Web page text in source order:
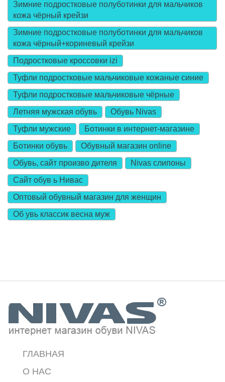
Зимние подростковые полуботинки для мальчиков
кожа чёрный крейзи
Зимние подростковые полуботинки для мальчиков
кожа чёрный+кориневый крейзи
Подростковые кроссовки izi
Туфли подростковые мальчиковые кожаные синие
Туфли подростковые мальчиковые чёрные
Летняя мужская обувь
Обувь Nivas
Туфли мужские
Ботинки в интернет-магазине
Ботинки обувь
Обувный магазин online
Обувь, сайт произво дителя
Nivas слипоны
Сайт обув ь Нивас
Оптовый обувный магазин для женщин
Об увь классик весна муж
ГЛАВНАЯ
О НАС